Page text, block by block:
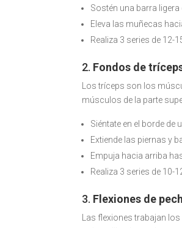
Sostén una barra
Eleva las muñecas
Realiza 3 series de 12-
2. Fondos de
Los tríceps son los
músculos de la parte
Siéntate en el borde
Extiende las piernas y
Empuja hacia arriba
Realiza 3 series de 10-
3. Flexiones de
Las flexiones trabajan